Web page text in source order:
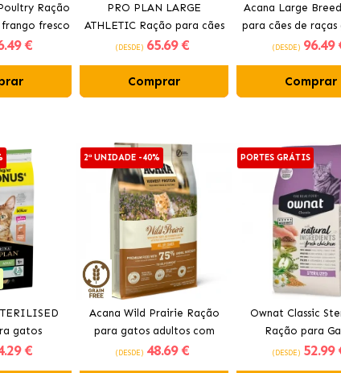
Ração
fresco
.49 €
PRO PLAN LARGE
ATHLETIC Ração para cães
com frango
(DESDE) 65.69 €
Comprar
Acana Large
para cães de raças
com frango
(DESDE) 96.49
Comprar
gatos
salmão
.29 €
2ª UNIDADE -40%
Acana Wild Prairie Ração
para gatos adultos com
frango e peru
(DESDE) 48.69 €
PORTES GRÁTIS
Ownat Classic
Ração para
(DESDE) 52.99